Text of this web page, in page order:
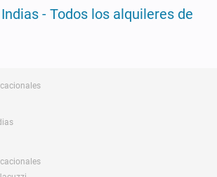
- Todos los alquileres de